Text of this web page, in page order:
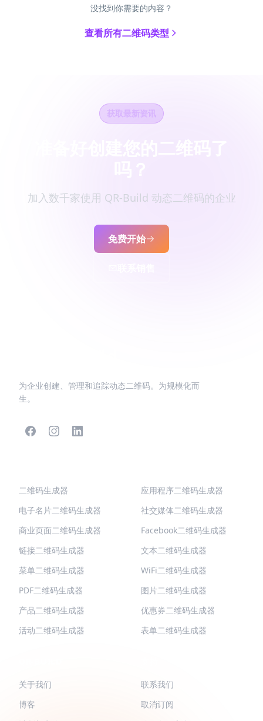
没找到你需要的内容？
查看所有二维码类型
获取最新资讯
加入数千家使用 QR-Build 动态二维码的企业
免费开始
为企业创建、管理和追踪动态二维码。为规模化而
生。
二维码生成器
电子名片二维码生成器
商业页面二维码生成器
链接二维码生成器
菜单二维码生成器
PDF二维码生成器
产品二维码生成器
活动二维码生成器
应用程序二维码生成器
社交媒体二维码生成器
Facebook二维码生成器
文本二维码生成器
WiFi二维码生成器
图片二维码生成器
优惠券二维码生成器
表单二维码生成器
关于我们
博客
联系我们
取消订阅